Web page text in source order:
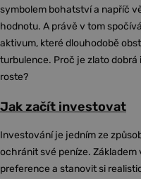
symbolem bohatství a napříč
hodnotu. A právě v tom
aktivum, které dlouhodobě
turbulence. Proč je zlato
roste?
Jak začít investovat
Investování je jedním ze
ochránit své peníze.
preference a stanovit si